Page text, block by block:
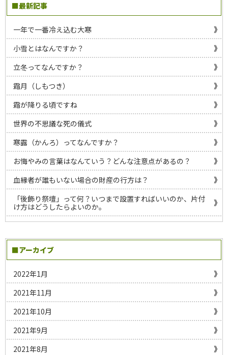
■最新記事
一年で一番冷え込む大寒
小雪とはなんですか？
立冬ってなんですか？
霜月（しもつき）
霜が降りる頃ですね
世界の不思議な死の儀式
寒露（かんろ）ってなんですか？
お悔やみの言葉はなんていう？どんな注意点があるの？
血縁者が誰もいない場合の財産の行方は？
「後飾り祭壇」って何？いつまで設置すればいいのか、片付
け方はどうしたらよいのか。
■アーカイブ
2022年1月
2021年11月
2021年10月
2021年9月
2021年8月